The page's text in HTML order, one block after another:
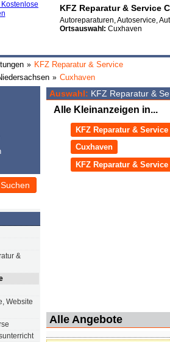
KFZ Reparatur & Service
Autoreparaturen, Autoservice,
Ortsauswahl: Cuxhaven
» KFZ Reparatur & Service
» Cuxhaven
Suchen
&
Website
Auswahl: KFZ Reparatur &
Alle Kleinanzeigen in...
KFZ Reparatur & Service
Cuxhaven
KFZ Reparatur &
Alle Angebote